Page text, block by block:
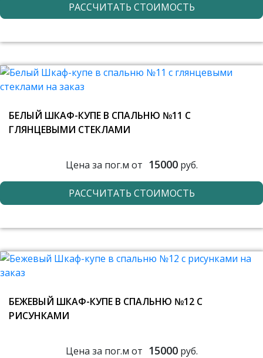
РАССЧИТАТЬ СТОИМОСТЬ
БЕЛЫЙ ШКАФ-КУПЕ В СПАЛЬНЮ №11 С
ГЛЯНЦЕВЫМИ СТЕКЛАМИ
Цена за пог.м от 15000руб.
РАССЧИТАТЬ СТОИМОСТЬ
БЕЖЕВЫЙ ШКАФ-КУПЕ В СПАЛЬНЮ №12 С
РИСУНКАМИ
Цена за пог.м от 15000руб.